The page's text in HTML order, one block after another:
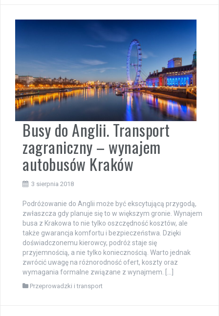
Busy do Anglii. Transport
zagraniczny – wynajem
autobusów Kraków
3 sierpnia 2018
Podróżowanie do Anglii może być ekscytującą przygodą,
zwłaszcza gdy planuje się to w większym gronie. Wynajem
busa z Krakowa to nie tylko oszczędność kosztów, ale
także gwarancja komfortu i bezpieczeństwa. Dzięki
doświadczonemu kierowcy, podróż staje się
przyjemnością, a nie tylko koniecznością. Warto jednak
zwrócić uwagę na różnorodność ofert, koszty oraz
wymagania formalne związane z wynajmem. […]
Przeprowadzki i transport